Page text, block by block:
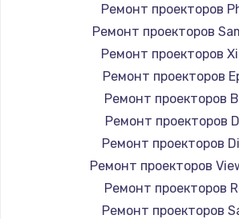
Ремонт проекторов
Ремонт проекторов
Ремонт проекторов
Ремонт проекторов
Ремонт проекторов
Ремонт проекторов
Ремонт проекторов
Ремонт проекторов
Ремонт проекторов
Ремонт проекторов